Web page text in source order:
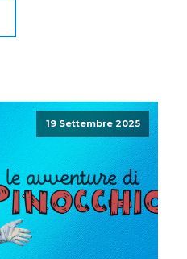
19 Settembre 2025